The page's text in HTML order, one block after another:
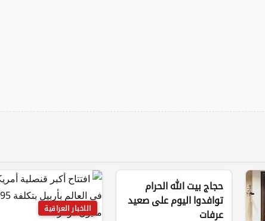
حجاج بيت الله الحرام
توافدوا اليوم على صعيد
عرفات
الاخبار العراقية